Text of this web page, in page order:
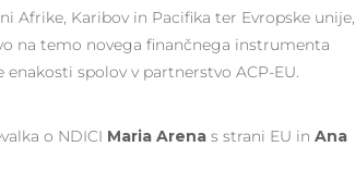
Afrike, Karibov in Pacifika ter Evropske unije,
na temo novega finančnega instrumenta
spolov v partnerstvo ACP-EU.
o NDICI Maria Arena s strani EU in Ana